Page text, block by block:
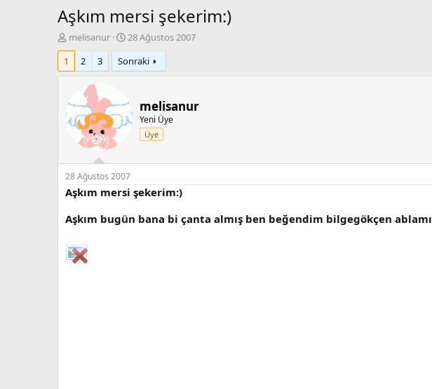
Aşkım mersi şekerim:)
K
o
b
y
b
l
a
t
a
n
melisanur
B
a
ş
l
n
g
ı
a
r
i
h
28 Ağustos 2007
1
2 3 Sonraki
melisanur
Yeni Üye
Üye
28 Ağustos 2007
Aşkım mersi şekerim:)
Aşkım bugün bana bi çanta almış ben beğendim bilgegökçen